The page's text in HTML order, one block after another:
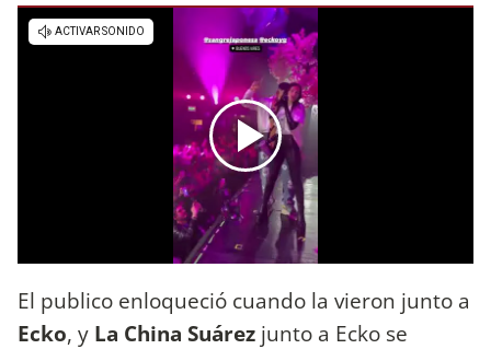
El publico enloqueció cuando la vieron junto a
Ecko, y La China Suárez junto a Ecko se